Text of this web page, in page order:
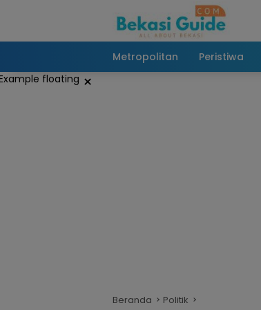
Metropolitan Peristiwa
×
Beranda Politik